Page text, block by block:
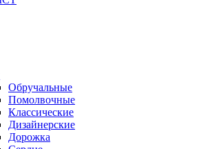
Обручальные
Помолвочные
Классические
Дизайнерские
Дорожка